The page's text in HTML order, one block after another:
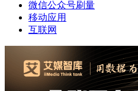
微信公众号刷量
移动应用
互联网